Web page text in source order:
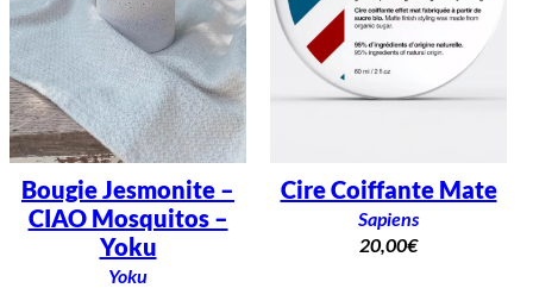
Bougie Jesmonite –
CIAO Mosquitos –
Yoku
Yoku
Cire Coiffante Mate
Sapiens
20,00€